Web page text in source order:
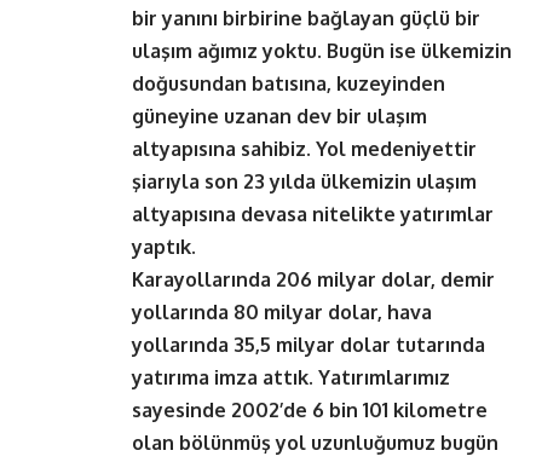
bir yanını birbirine bağlayan güçlü bir
ulaşım ağımız yoktu. Bugün ise ülkemizin
doğusundan batısına, kuzeyinden
güneyine uzanan dev bir ulaşım
altyapısına sahibiz. Yol medeniyettir
şiarıyla son 23 yılda ülkemizin ulaşım
altyapısına devasa nitelikte yatırımlar
yaptık.
Karayollarında 206 milyar dolar, demir
yollarında 80 milyar dolar, hava
yollarında 35,5 milyar dolar tutarında
yatırıma imza attık. Yatırımlarımız
sayesinde 2002’de 6 bin 101 kilometre
olan bölünmüş yol uzunluğumuz bugün